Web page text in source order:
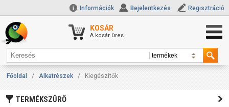
Információk Bejelentkezés Regisztráció
KOSÁR
A kosár üres.
Főoldal / Alkatrészek / Kiegészítők
TERMÉKSZŰRŐ